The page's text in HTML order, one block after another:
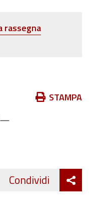
rassegna
STAMPA
Condividi